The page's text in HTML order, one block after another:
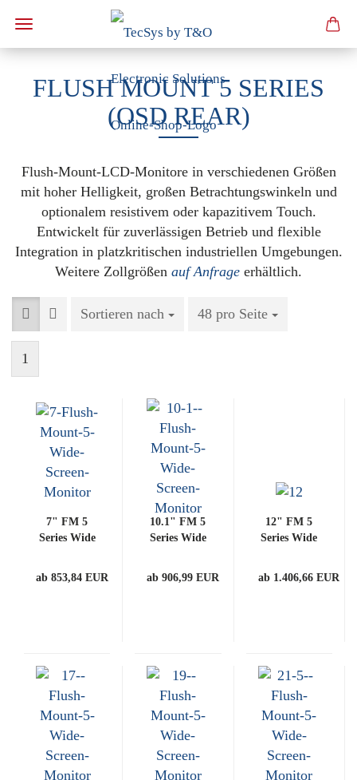
FLUSH MOUNT 5 SERIES
(OSD REAR)
Flush-Mount-LCD-Monitore in verschiedenen Größen
mit hoher Helligkeit, großen Betrachtungswinkeln und
optionalem resistivem oder kapazitivem Touch.
Entwickelt für zuverlässigen Betrieb und flexible
Integration in platzkritischen industriellen Umgebungen.
Weitere Zollgrößen auf Anfrage erhältlich.
Sortieren nach
Sortieren nach 48 pro Seite
pro Seite
1
7" FM 5
Series Wide
ab 853,84 EUR
10.1" FM 5
Series Wide
ab 906,99 EUR
12" FM 5
Series Wide
ab 1.406,66 EUR